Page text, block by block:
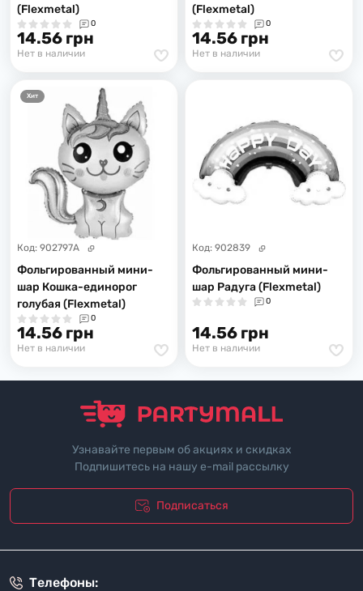
(Flexmetal)
0
14.56 грн
Нет в наличии
(Flexmetal)
0
14.56 грн
Нет в наличии
Хит
Код: 902797A
Фольгированный мини-
шар Кошка-единорог
голубая (Flexmetal)
0
14.56 грн
Нет в наличии
Код: 902839
Фольгированный мини-
шар Радуга (Flexmetal)
0
14.56 грн
Нет в наличии
Узнавайте первым об акциях и скидках
Подпишитесь на нашу e-mail рассылку
Подписаться
Телефоны: